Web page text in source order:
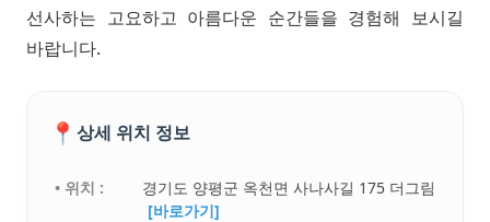
선사하는 고요하고 아름다운 순간들을 경험해 보시길
바랍니다.
📍 상세 위치 정보
• 위치 :
경기도 양평군 옥천면 사나사길 175 더그림
[바로가기]